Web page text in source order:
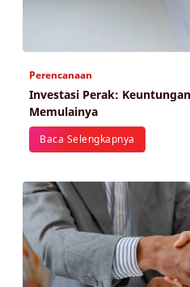
Perencanaan
Investasi Perak:
Memulainya
Baca Selengkapnya